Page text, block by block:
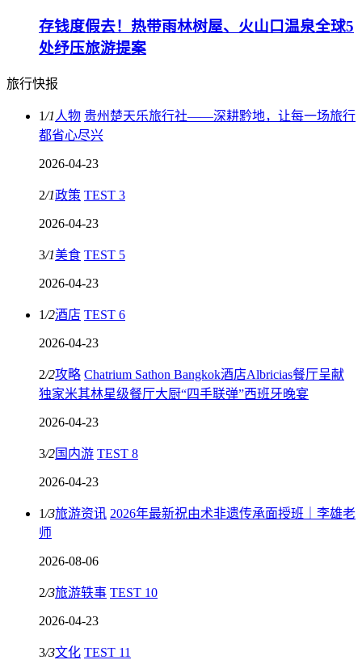
存钱度假去！热带雨林树屋、火山口温泉全球5
处纾压旅游提案
旅行快报
1/1 人物 贵州楚天乐旅行社——深耕黔地，让每一场旅行
都省心尽兴
2026-04-23
2/1政策 TEST 3
2026-04-23
3/1美食 TEST 5
2026-04-23
1/2酒店 TEST 6
2026-04-23
2/2攻略 Chatrium Sathon Bangkok酒店Albricias餐厅呈献
独家米其林星级餐厅大厨“四手联弹”西班牙晚宴
2026-04-23
3/2国内游 TEST 8
2026-04-23
1/3旅游资讯 2026年最新祝由术非遗传承面授班｜李雄老
师
2026-08-06
2/3旅游轶事 TEST 10
2026-04-23
3/3文化 TEST 11